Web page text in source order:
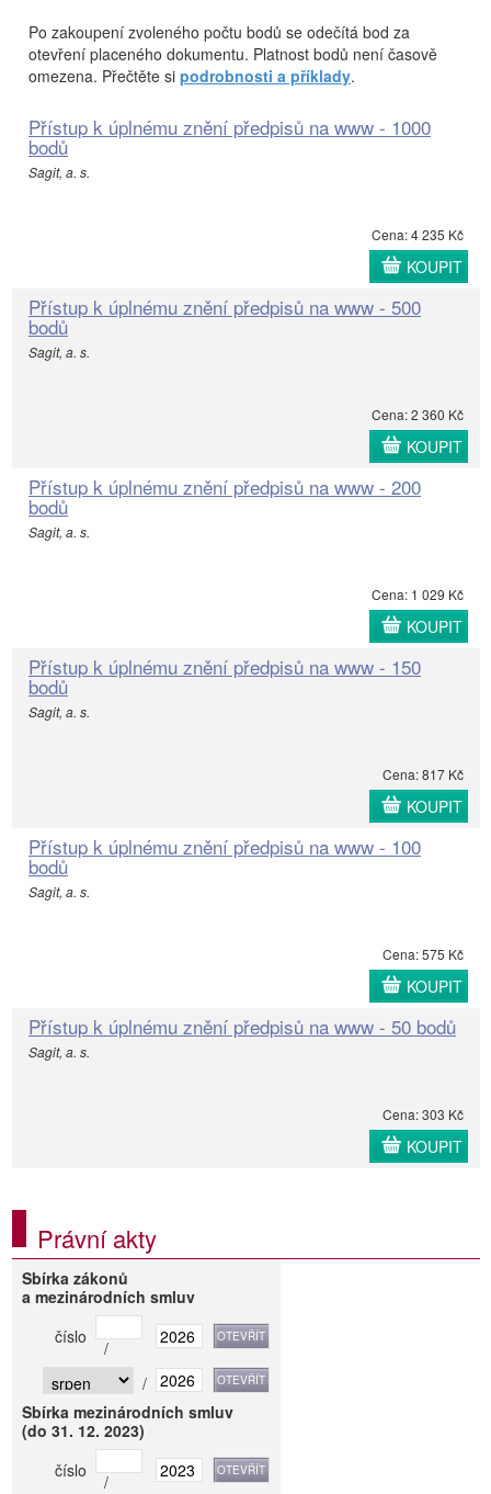
Po zakoupení zvoleného počtu bodů se odečítá bod za
otevření placeného dokumentu. Platnost bodů není časově
omezena. Přečtěte si podrobnosti a příklady.
Přístup k úplnému znění předpisů na www - 1000
bodů
Sagit, a. s.
Cena: 4 235 Kč
KOUPIT
Přístup k úplnému znění předpisů na www - 500
bodů
Sagit, a. s.
Cena: 2 360 Kč
KOUPIT
Přístup k úplnému znění předpisů na www - 200
bodů
Sagit, a. s.
Cena: 1 029 Kč
KOUPIT
Přístup k úplnému znění předpisů na www - 150
bodů
Sagit, a. s.
Cena: 817 Kč
KOUPIT
Přístup k úplnému znění předpisů na www - 100
bodů
Sagit, a. s.
Cena: 575 Kč
KOUPIT
Přístup k úplnému znění předpisů na www - 50 bodů
Sagit, a. s.
Cena: 303 Kč
KOUPIT
Právní akty
Sbírka zákonů
a mezinárodních smluv
číslo
/
/
Sbírka mezinárodních smluv
(do 31. 12. 2023)
číslo
/